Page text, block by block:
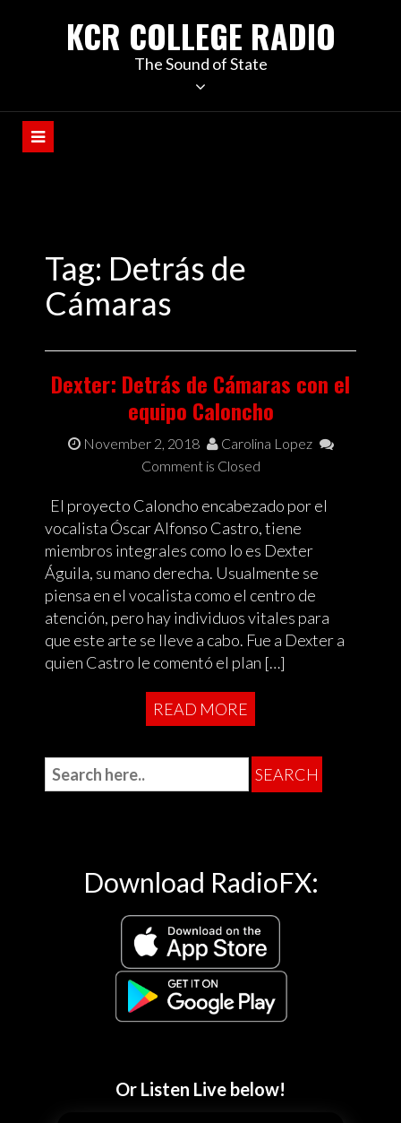
KCR COLLEGE RADIO
The Sound of State
Tag: Detrás de
Cámaras
Dexter: Detrás de Cámaras con el
equipo Caloncho
November 2, 2018
Carolina Lopez
Comment is Closed
El proyecto Caloncho encabezado por el
vocalista Óscar Alfonso Castro, tiene
miembros integrales como lo es Dexter
Águila, su mano derecha. Usualmente se
piensa en el vocalista como el centro de
atención, pero hay individuos vitales para
que este arte se lleve a cabo. Fue a Dexter a
quien Castro le comentó el plan […]
READ MORE
Download RadioFX:
Or Listen Live below!